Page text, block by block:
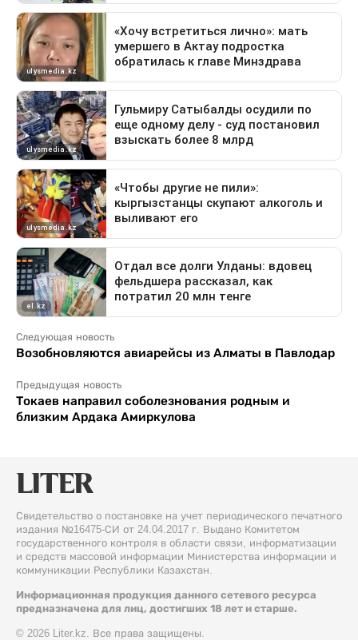
Следующая новость
Возобновляются авиарейсы из Алматы в Павлодар
Предыдущая новость
Токаев направил соболезнования родным и
близким Ардака Амиркулова
Свидетельство о постановке на учет периодического печатного
издания №16475-СИ от 24.04.2017 г. Выдано Комитетом
государственного контроля в области связи, информатизации
и средств массовой информации Министерства информации и
коммуникации Республики Казахстан.
Информационная продукция данного сетевого ресурса
предназначена для лиц, достигших 18 лет и старше.
© 2026 Liter.kz. Все права защищены.